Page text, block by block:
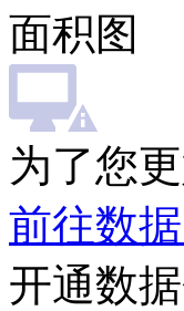
面积图
为了您
前往数
开通数